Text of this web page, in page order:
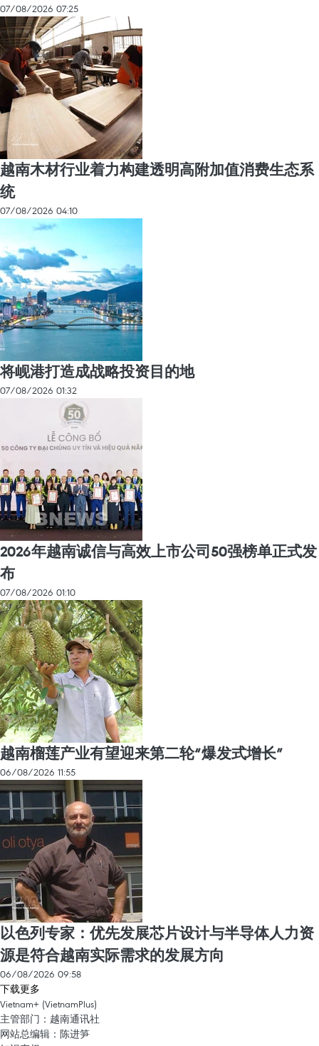
07/08/2026 07:25
越南木材行业着力构建透明高附加值消费生态系
统
07/08/2026 04:10
将岘港打造成战略投资目的地
07/08/2026 01:32
2026年越南诚信与高效上市公司50强榜单正式发
布
07/08/2026 01:10
越南榴莲产业有望迎来第二轮“爆发式增长”
06/08/2026 11:55
以色列专家：优先发展芯片设计与半导体人力资
源是符合越南实际需求的发展方向
06/08/2026 09:58
下载更多
Vietnam+ (VietnamPlus)
主管部门：越南通讯社
网站总编辑：陈进笋